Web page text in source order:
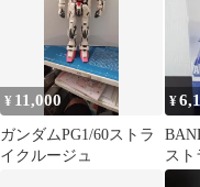
¥ 11,000
ガンダムPG1/60ストラ
イクルージュ
¥
ス
メッ